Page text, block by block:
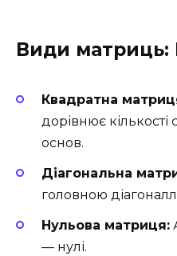
Види матриць:
Квадратна
дорівнює кількості
основ.
Діагональна
головною
Нульова матриця:
— нулі.